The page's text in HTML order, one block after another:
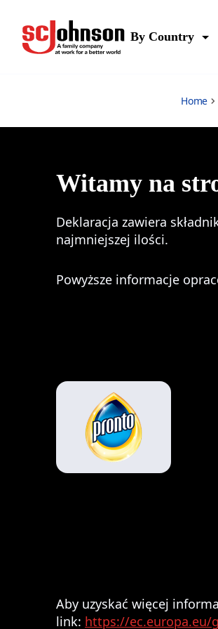
By Country
Home
Witamy na
Deklaracja zawiera
najmniejszej ilości.
Powyższe informacje
Aby uzyskać więcej
link: https://ec.europa.eu/